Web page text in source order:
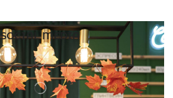
SOCIAL MEDIA